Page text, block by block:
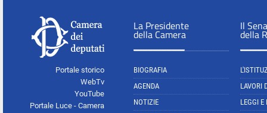
Portale storico
WebTv
YouTube
Portale Luce - Camera
La Presidente
della Camera
BIOGRAFIA
AGENDA
NOTIZIE
Il
della
LAVORI
LEGGI E